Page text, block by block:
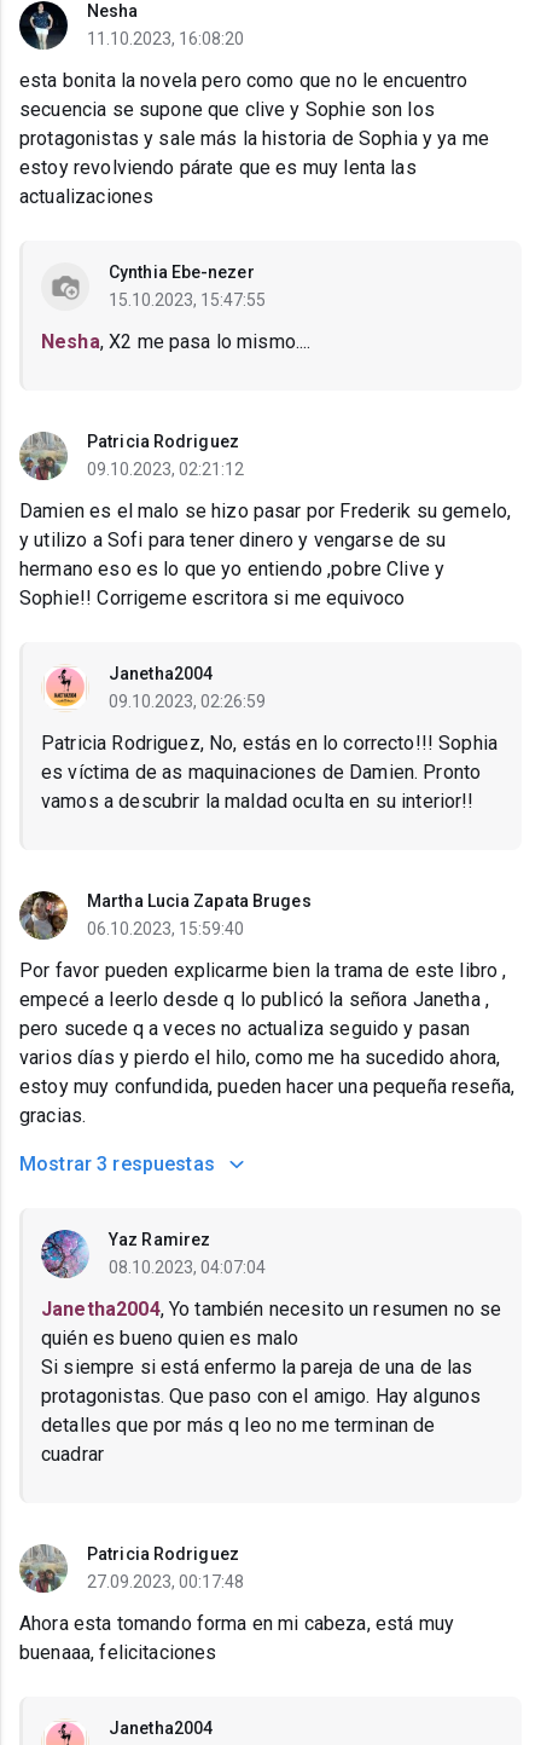
Nesha
11.10.2023, 16:08:20
esta bonita la novela pero como que no le encuentro
secuencia se supone que clive y Sophie son los
protagonistas y sale más la historia de Sophia y ya me
estoy revolviendo párate que es muy lenta las
actualizaciones
Cynthia Ebe-nezer
15.10.2023, 15:47:55
Nesha, X2 me pasa lo mismo....
Patricia Rodriguez
09.10.2023, 02:21:12
Damien es el malo se hizo pasar por Frederik su gemelo,
y utilizo a Sofi para tener dinero y vengarse de su
hermano eso es lo que yo entiendo ,pobre Clive y
Sophie!! Corrigeme escritora si me equivoco
Janetha2004
09.10.2023, 02:26:59
Patricia Rodriguez, No, estás en lo correcto!!! Sophia
es víctima de as maquinaciones de Damien. Pronto
vamos a descubrir la maldad oculta en su interior!!
Martha Lucia Zapata Bruges
06.10.2023, 15:59:40
Por favor pueden explicarme bien la trama de este libro ,
empecé a leerlo desde q lo publicó la señora Janetha ,
pero sucede q a veces no actualiza seguido y pasan
varios días y pierdo el hilo, como me ha sucedido ahora,
estoy muy confundida, pueden hacer una pequeña reseña,
gracias.
Mostrar 3 respuestas
Yaz Ramirez
08.10.2023, 04:07:04
Janetha2004, Yo también necesito un resumen no se
quién es bueno quien es malo
Si siempre si está enfermo la pareja de una de las
protagonistas. Que paso con el amigo. Hay algunos
detalles que por más q leo no me terminan de
cuadrar
Patricia Rodriguez
27.09.2023, 00:17:48
Ahora esta tomando forma en mi cabeza, está muy
buenaaa, felicitaciones
Janetha2004